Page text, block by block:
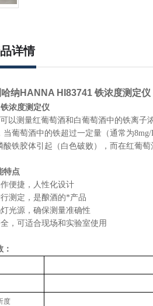
详情
纳HANNA HI83741 铁浓度测定仪
浓度测定仪
以测量红葡萄酒和白葡萄酒中的铁离
当葡萄酒中的铁超过一定量（通常为
酸铁胶体引起（白色破败），而在红葡
特点
便捷，人性化设计
测定，是酿酒的*产品
光源，确保测量准确性
，可适合现场和实验室使用
度